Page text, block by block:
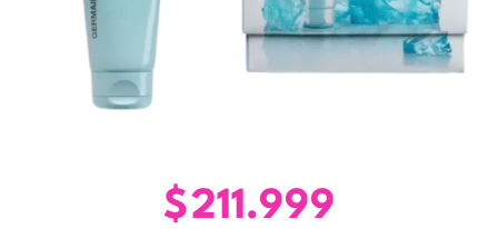
$211.999